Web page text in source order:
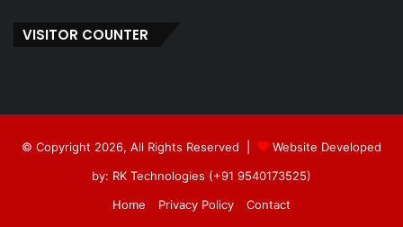
VISITOR COUNTER
© Copyright 2026, All Rights Reserved |
Website Developed
by: RK Technologies (+91 9540173525)
Home
Privacy Policy Contact